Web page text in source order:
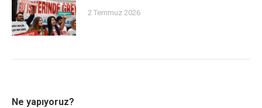
2 Temmuz 2026
Ne yapıyoruz?